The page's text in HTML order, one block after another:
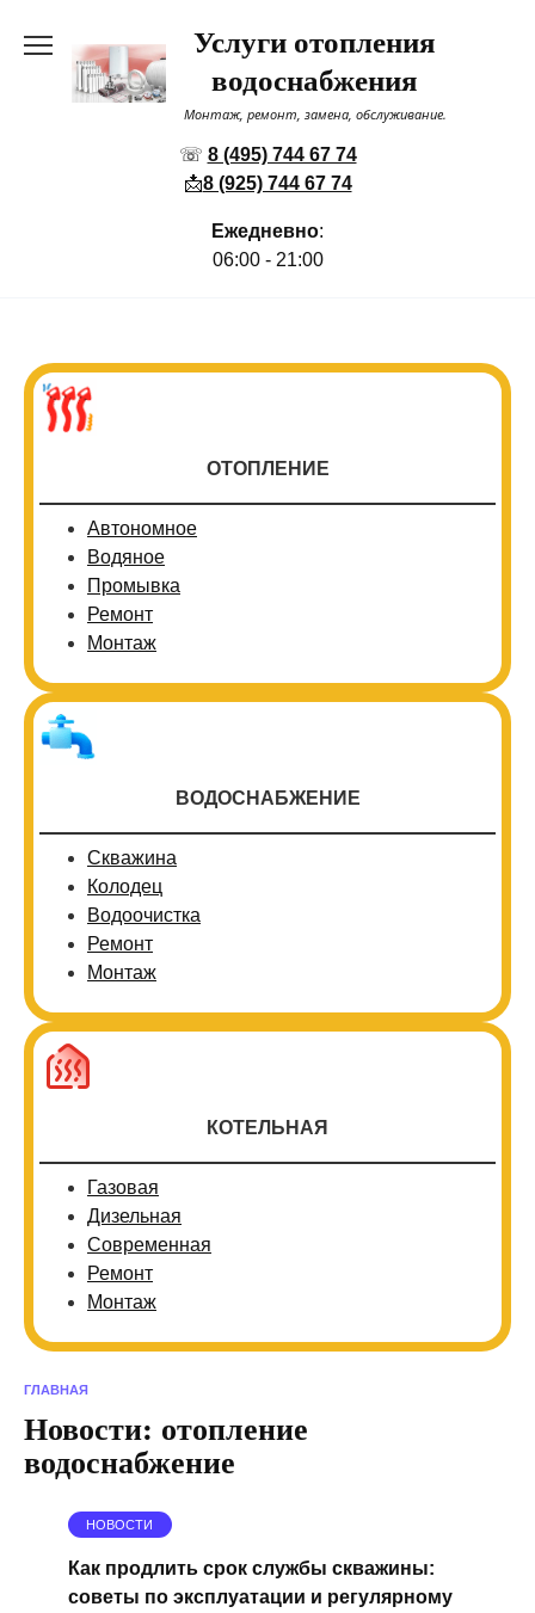
содержанию
Услуги отопления
водоснабжения
Монтаж, ремонт, замена, обслуживание.
☏ 8 (495) 744 67 74
📩8 (925) 744 67 74
Ежедневно:
06:00 - 21:00
ОТОПЛЕНИЕ
Автономное
Водяное
Промывка
Ремонт
Монтаж
ВОДОСНАБЖЕНИЕ
Скважина
Колодец
Водоочистка
Ремонт
Монтаж
КОТЕЛЬНАЯ
Газовая
Дизельная
Современная
Ремонт
Монтаж
ГЛАВНАЯ
Новости: отопление
водоснабжение
НОВОСТИ
Как продлить срок службы скважины:
советы по эксплуатации и регулярному